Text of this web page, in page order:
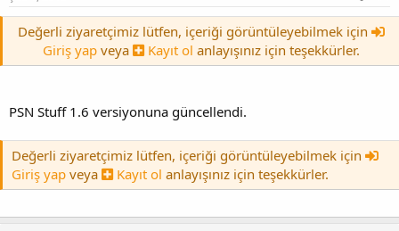
Değerli ziyaretçimiz lütfen, içeriği görüntüleyebilmek için
Giriş yap veya Kayıt ol anlayışınız için teşekkürler.
PSN Stuff 1.6 versiyonuna güncellendi.
Değerli ziyaretçimiz lütfen, içeriği görüntüleyebilmek için
Giriş yap veya Kayıt ol anlayışınız için teşekkürler.